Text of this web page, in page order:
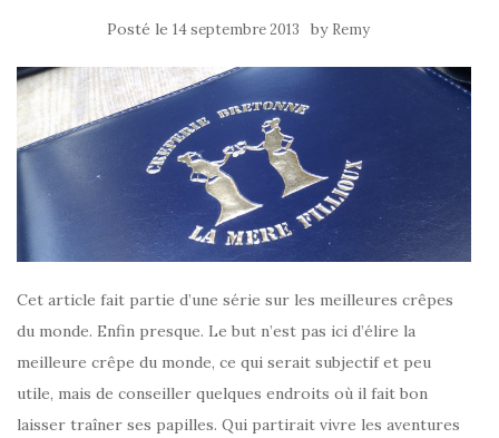
Posté le 14 septembre 2013 by Remy
Cet article fait partie d’une série sur les meilleures crêpes
du monde. Enfin presque. Le but n’est pas ici d’élire la
meilleure crêpe du monde, ce qui serait subjectif et peu
utile, mais de conseiller quelques endroits où il fait bon
laisser traîner ses papilles. Qui partirait vivre les aventures